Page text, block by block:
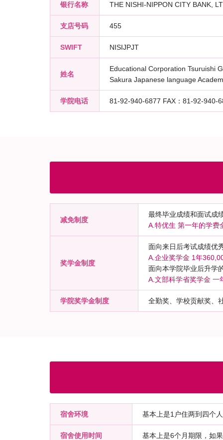
银行名称 THE NISHI-NIPPON CITY BANK,
支店号码 455
SWIFT NISIJPJT
姓名
Educational Corporation Tsuruishi
Sakura Japanese language
学院电话 81-92-940-6877 FAX：81-92-940-
减免制度
最终毕业成绩和面试成
A.特优生 第一年的学费
奖学金制度
面向来日后考试成绩优
A.企业奖学金 1年
面向本学院毕业后升学
A.文部科学省奖学金 一
学院奖学金制度 全勤奖、学校贡献奖、
宿舍环境 基本上是1户住两到四个
宿舍使用时间 基本上是6个月期限，如